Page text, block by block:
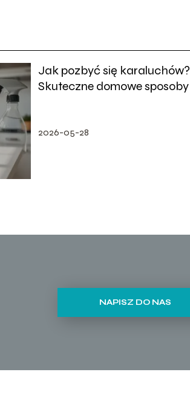
Jak pozbyć się karaluchów?
Skuteczne domowe sposoby
2026-05-28
NAPISZ DO NAS